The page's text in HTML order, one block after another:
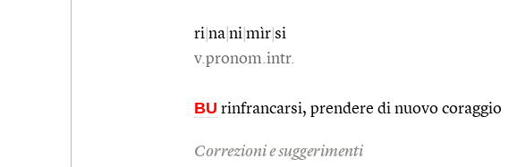
ri na ni mìr si
v.pronom.intr.
BU rinfrancarsi, prendere di nuovo coraggio
Correzioni e suggerimenti